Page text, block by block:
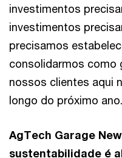
investimentos
investimentos
precisamos
consolidarmos como
nossos clientes aqui
longo do próximo ano.
AgTech Garage
sustentabilidade é